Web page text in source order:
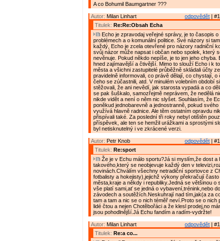
A co Bohumil Baumgartner ???
odpovědět |
Autor: Milan Linhart
Titulek: Re:Re:Obsah Echa
Echo je zpravodaj veřejné správy, je to časopis
problémech a o komunální politice. Své názory si
každý, Echo je zcela otevřené pro názory radniční
svůj názor může napsat i občan nebo spolek, který
nevěnuje. Pokud někdo nepíše, je to jen jeho chyba.
hned zajímavější a čtivější. Mimo to slouží Echo i k
města a všichni zastupitelé průběžně skládali účty
pravidelně informovali, co právě dělají, co chystají, o
čeho se zúčastnili, atd. V minulém volebním období
stěžovali, že ani nevědí, jak starosta vypadá a co
se pak šuškalo, samozřejmě neprávem, že nedělá
nikde vidět a není o něm nic slyšet. Souhlasím, že
poněkud jednobarevně a jednostranně, pokud
využívá hlavně radnice. Ale těm ostatním opravdu
přispívali také. Za poslední tři roky nebyl otištěn
příspěvek, ale ten se hemžil urážkami a sprostými
byl netisknutelný i ve zkrácené verzi.
odpovědět |
Autor: Petr Knob
Titulek: Re:sport
Že je v Echu málo sportu?Já si myslím,že dost a
takového,který se neobjevuje každý den v
novinách.Chválím všechny netradiční sportovce z
fotbalisty a hokejisty),jejichž výkony překračují často
města,kraje a někdy i republiky.Jedná se většinou o
vše platí sami,ať se jedná o vybavení,trénink,nebo
závodech a soutěžích.Neskuhrají nad tím,jak(a za
tam a tam a nic se o nich téměř neví.Proto se o nich
lidé čtou a nejen Chotěbořáci a že klesl prodej,no
jsou pohodlnější.Já Echu fandím a radím-vydržte!
odpovědět |
Autor: Milan Linhart
Titulek: Re:a co...